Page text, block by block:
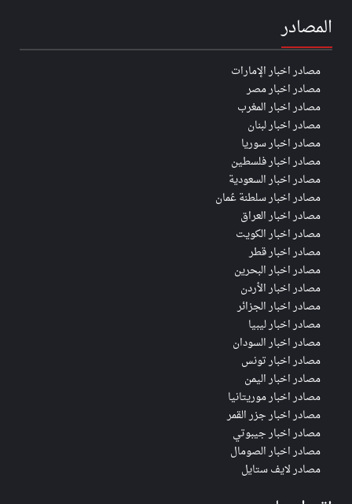
المصادر
مصادر اخبار الإمارات
مصادر اخبار مصر
مصادر اخبار المغرب
مصادر اخبار لبنان
مصادر اخبار سوريا
مصادر اخبار فلسطين
مصادر اخبار السعودية
مصادر اخبار سلطنة عُمان
مصادر اخبار العراق
مصادر اخبار الكويت
مصادر اخبار قطر
مصادر اخبار البحرين
مصادر اخبار الأردن
مصادر اخبار الجزائر
مصادر اخبار ليبيا
مصادر اخبار السودان
مصادر اخبار تونس
مصادر اخبار اليمن
مصادر اخبار موريتانيا
مصادر اخبار جزر القمر
مصادر اخبار جيبوتي
مصادر اخبار الصومال
مصادر لايف ستايل